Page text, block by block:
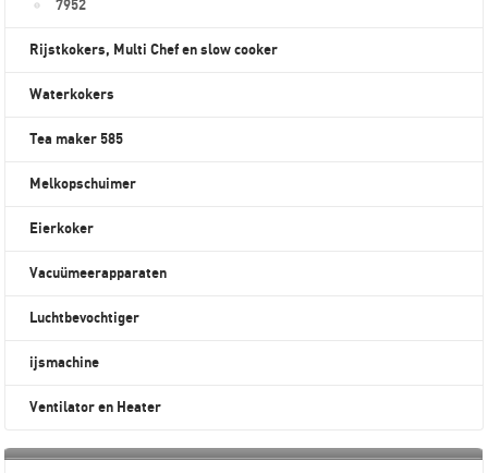
7952
Rijstkokers, Multi Chef en slow cooker
Waterkokers
Tea maker 585
Melkopschuimer
Eierkoker
Vacuümeerapparaten
Luchtbevochtiger
ijsmachine
Ventilator en Heater